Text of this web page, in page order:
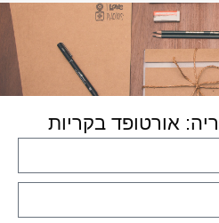
אורטופד בקריות